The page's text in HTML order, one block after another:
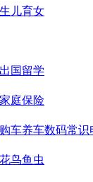
生儿育女
出国留学
家庭保险
购车养车数码常识
花鸟鱼虫